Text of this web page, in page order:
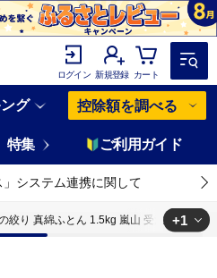
ログイン 新規登録 カート
グ 控除額を調べる
特集 ご利用ガイド
」システム連携に関して
絞り 真綿ふとん 1.5kg 嵐山 受注生産 掛
+1